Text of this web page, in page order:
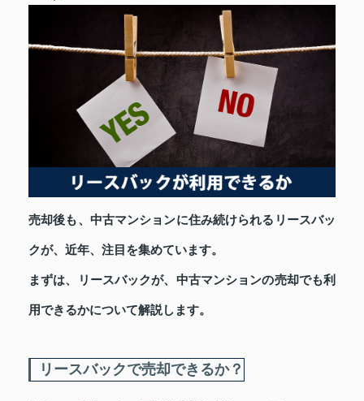
売却後も、中古マンションに住み続けられるリースバッ
クが、近年、注目を集めています。
まずは、リースバックが、中古マンションの売却でも利
用できるかについて解説します。
リースバックで売却できるか？